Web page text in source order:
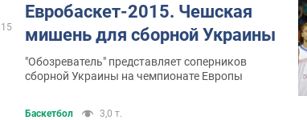
Евробаскет-2015. Чешская
мишень для сборной Украины
"Обозреватель" представляет соперников
сборной Украины на чемпионате Европы
Баскетбол 3,0 т.